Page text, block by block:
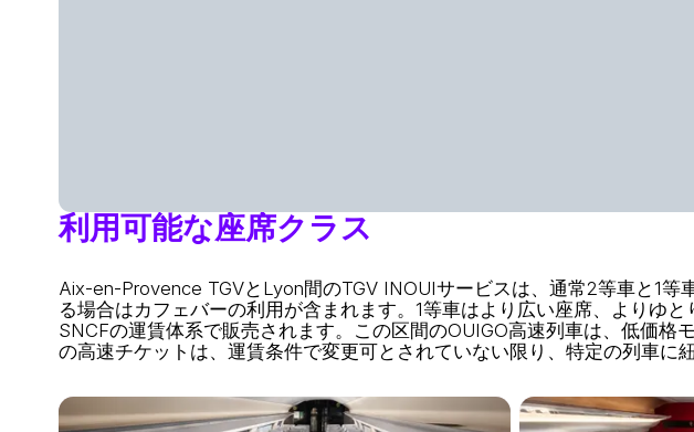
利用可能な座席クラス
Aix-en-Provence TGVとLyon間のTGV INOUIサービスは、通常2等車と1
る場合はカフェバーの利用が含まれます。1等車はより広い座席、よりゆ
SNCFの運賃体系で販売されます。この区間のOUIGO高速列車は、低価
の高速チケットは、運賃条件で変更可とされていない限り、特定の列車に